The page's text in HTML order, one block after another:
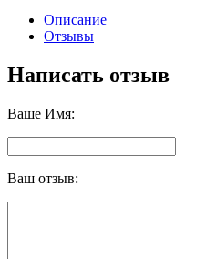
Описание
Отзывы
Написать отзыв
Ваше Имя:
Ваш отзыв: